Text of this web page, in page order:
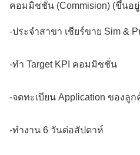
คอมมิชชั่น (Commision) (ขึ้นอ
-ประจำสาขา เชียร์ขาย Sim &
-ทำ Target KPI คอมมิชชั่น
-จดทะเบียน Application ของลู
-ทำงาน 6 วันต่อสัปดาห์